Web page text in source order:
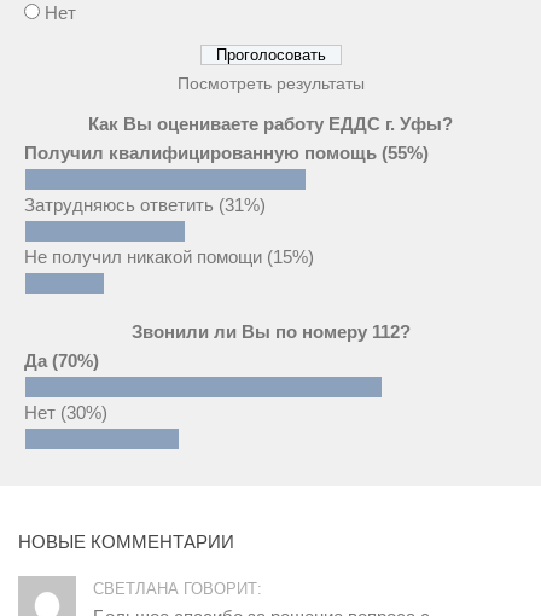
Нет
Посмотреть результаты
Как Вы оцениваете работу ЕДДС г. Уфы?
Получил квалифицированную помощь (55%)
Затрудняюсь ответить (31%)
Не получил никакой помощи (15%)
Звонили ли Вы по номеру 112?
Да (70%)
Нет (30%)
НОВЫЕ КОММЕНТАРИИ
СВЕТЛАНА ГОВОРИТ: